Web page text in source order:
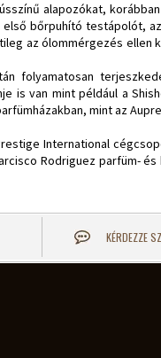
alapozókat,
bőrpuhító testápolót,
az ólommérgezés ellen
folyamatosan
is van mint például a
mint az
International
Rodriguez parfüm-
KÉRDEZZE